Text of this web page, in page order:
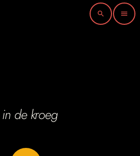
search menu
de kroeg